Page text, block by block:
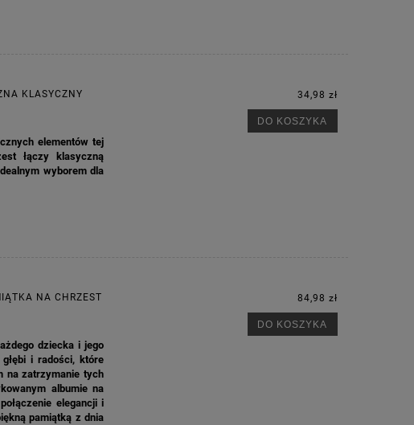
ZŁOTEM
KLASYCZNY
elementów tej
łączy klasyczną
wyborem dla
34,98 zł
DO KOSZYKA
NA CHRZEST
dziecka i jego
i radości, które
na zatrzymanie tych
albumie na
elegancji i
pamiątką z dnia
84,98 zł
DO KOSZYKA